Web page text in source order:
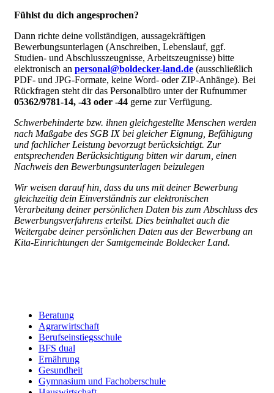
Fühlst du dich angesprochen?
Dann richte deine vollständigen, aussagekräftigen
Bewerbungsunterlagen (Anschreiben, Lebenslauf, ggf.
Studien- und Abschlusszeugnisse, Arbeitszeugnisse) bitte
elektronisch an personal@boldecker-land.de (ausschließlich
PDF- und JPG-Formate, keine Word- oder ZIP-Anhänge). Bei
Rückfragen steht dir das Personalbüro unter der Rufnummer
05362/9781-14, -43 oder -44 gerne zur Verfügung.
Schwerbehinderte bzw. ihnen gleichgestellte Menschen werden
nach Maßgabe des SGB IX bei gleicher Eignung, Befähigung
und fachlicher Leistung bevorzugt berücksichtigt. Zur
entsprechenden Berücksichtigung bitten wir darum, einen
Nachweis den Bewerbungsunterlagen beizulegen
Wir weisen darauf hin, dass du uns mit deiner Bewerbung
gleichzeitig dein Einverständnis zur elektronischen
Verarbeitung deiner persönlichen Daten bis zum Abschluss des
Bewerbungsverfahrens erteilst. Dies beinhaltet auch die
Weitergabe deiner persönlichen Daten aus der Bewerbung an
Kita-Einrichtungen der Samtgemeinde Boldecker Land.
Berufsfelder
Beratung
Agrarwirtschaft
Berufseinstiegsschule
BFS dual
Ernährung
Gesundheit
Gymnasium und Fachoberschule